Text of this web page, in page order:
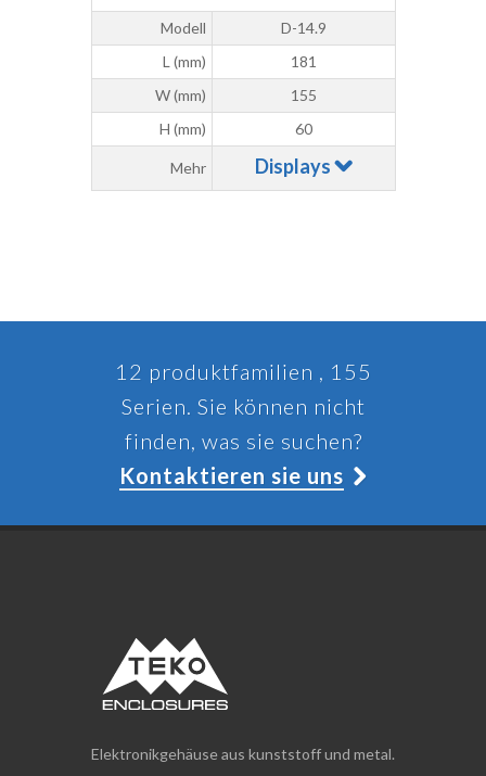
Modell
D-14.9
L (mm)
181
W (mm)
155
H (mm)
60
Mehr Displays
12 produktfamilien , 155
Serien. Sie können nicht
finden, was sie suchen?
Kontaktieren sie uns
Elektronikgehäuse aus kunststoff und metal.